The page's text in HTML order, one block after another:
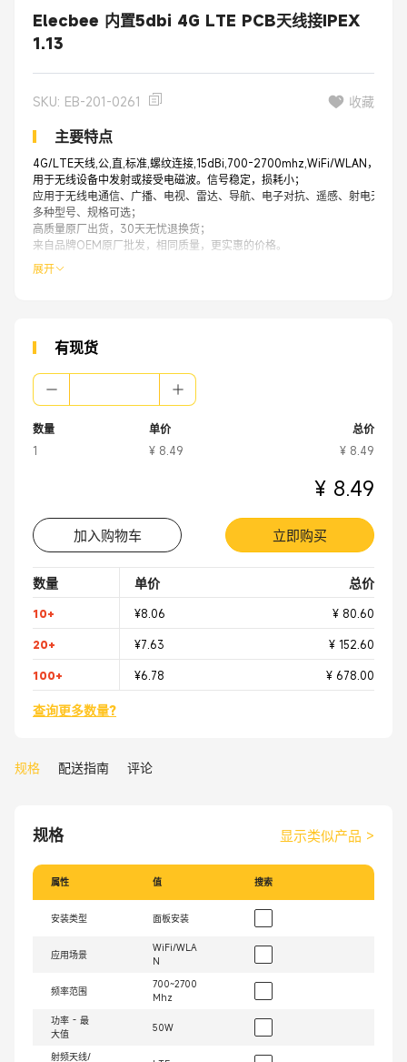
Elecbee 内置5dbi 4G LTE PCB天线接IPEX
1.13
SKU: EB-201-0261 收藏
主要特点
4G/LTE天线,公,直,标准,螺纹连接,15dBi,700-2700mhz,WiFi/WLAN，蓝牙
用于无线设备中发射或接受电磁波。信号稳定，损耗小；
应用于无线电通信、广播、电视、雷达、导航、电子对抗、遥感、射电天文等
多种型号、规格可选；
高质量原厂出货，30天无忧退换货；
来自品牌OEM原厂批发，相同质量，更实惠的价格。
展开
有现货
数量
1
单价
¥ 8.49
总价
¥ 8.49
¥ 8.49
加入购物车 立即购买
数量 单价 总价
10+ ¥8.06 ¥ 80.60
20+ ¥7.63 ¥ 152.60
100+ ¥6.78 ¥ 678.00
查询更多数量?
规格 配送指南 评论
规格 显示类似产品 >
属性 值 搜索
安装类型 面板安装
应用场景
WiFi/WLA
N
频率范围
700~2700
Mhz
功率 - 最
大值
50W
射频天线/